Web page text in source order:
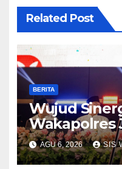
Related Post
BERITA
Wujud
Wakapolres
Sholawat &
RI ke-81
AGU 6, 2026 SIS